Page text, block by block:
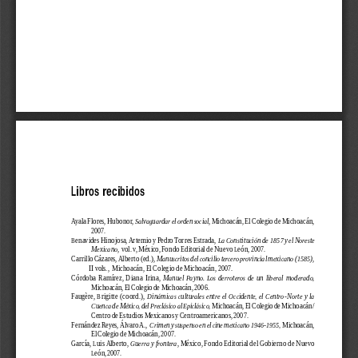
Libros recibidos
Ayala Flores, Hubonor, Salvaguardar el orden social, Michoacán, El Colegio de Michoacán,
2007.
Benavides Hinojosa, Artemio y Pedro Torres Estrada, La Constitución de  1857 y el Noreste
Mexicano,  vol. v, México, Fondo Editorial de Nuevo León, 2007.
Carrillo Cázares, Alberto (ed.), Manuscritos del concilio tercero provincial mexicano (1585),
             II vols.,  Michoacán, El Colegio de Michoacán, 2007.
Córdoba  Ramírez,  Diana  Irina, Manuel  Payno.  Los  derroteros  de  un  liberal  moderado,
Michoacán, El Colegio de Michoacán, 2006.
Faugère,  Brigitte  (coord.), Dinámicas  culturales  entre  el  Occidente,  el  Centro-Norte  y  la
Cuenca de México, del Preclásico al Epiclásico, Michoacán, El Colegio de Michoacán/
Centro de Estudios Mexicanos y Centroamericanos, 2007.
Fernández Reyes, Álvaro A., Crimen y suspenso en el cine mexicano 1946-1955, Michoacán,
El Colegio de Michoacán, 2007.
García, Luis Alberto, Guerra y frontera, México,Fondo Editorial del Gobierno de Nuevo
León, 2007.